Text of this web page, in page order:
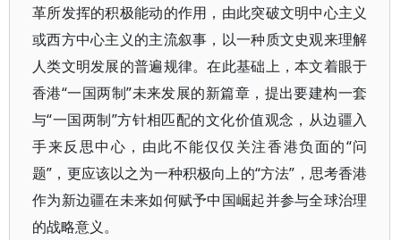
革所发挥的积极能动的作用，由此突破文明中心主义
或西方中心主义的主流叙事，以一种质文史观来理解
人类文明发展的普遍规律。在此基础上，本文着眼于
香港“一国两制”未来发展的新篇章，提出要建构一套
与“一国两制”方针相匹配的文化价值观念，从边疆入
手来反思中心，由此不能仅仅关注香港负面的“问
题”，更应该以之为一种积极向上的“方法”，思考香港
作为新边疆在未来如何赋予中国崛起并参与全球治理
的战略意义。